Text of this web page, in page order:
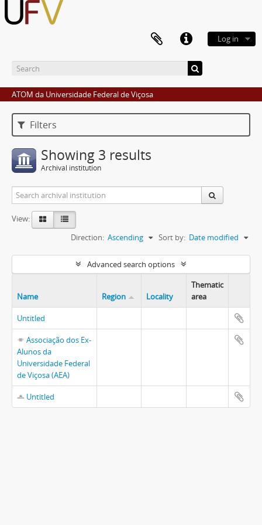
Log in
ATOM da Universidade Federal de Viçosa
Filters
Showing 3 results
Archival institution
View:
Sort by: Date modified
Direction: Ascending
Advanced search options
Name Region Locality
Thematic
area
Untitled
Associação dos Ex-
Alunos da
Universidade Federal
de Viçosa (AEA)
Untitled